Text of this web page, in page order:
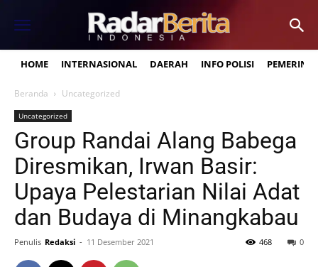
HOME INTERNASIONAL DAERAH INFO POLISI
Beranda Uncategorized
Uncategorized
Group Randai Alang Babega
Diresmikan, Irwan Basir:
Upaya Pelestarian Nilai Adat
dan Budaya di Minangkabau
Penulis Redaksi - 11 Desember 2021 0
468